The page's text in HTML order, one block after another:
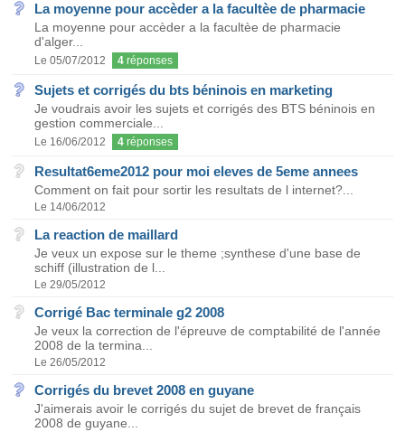
La moyenne pour accèder a la facultèe de pharmacie
La moyenne pour accèder a la facultèe de pharmacie
d'alger...
Le 05/07/2012 4 réponses
Sujets et corrigés du bts béninois en marketing
Je voudrais avoir les sujets et corrigés des BTS béninois en
gestion commerciale...
Le 16/06/2012 4 réponses
Resultat6eme2012 pour moi eleves de 5eme annees
Comment on fait pour sortir les resultats de l internet?...
Le 14/06/2012
La reaction de maillard
Je veux un expose sur le theme ;synthese d'une base de
schiff (illustration de l...
Le 29/05/2012
Corrigé Bac terminale g2 2008
Je veux la correction de l'épreuve de comptabilité de l'année
2008 de la termina...
Le 26/05/2012
Corrigés du brevet 2008 en guyane
J'aimerais avoir le corrigés du sujet de brevet de français
2008 de guyane...